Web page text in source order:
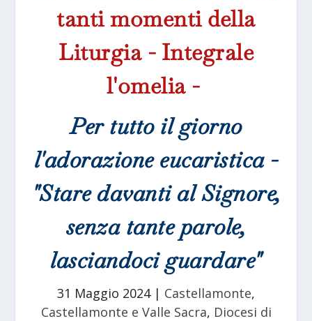
tanti momenti della
Liturgia - Integrale
l'omelia -
Per tutto il giorno
l'adorazione eucaristica -
"Stare davanti al Signore,
senza tante parole,
lasciandoci guardare"
31 Maggio 2024| Castellamonte,
Castellamonte e Valle Sacra, Diocesi di